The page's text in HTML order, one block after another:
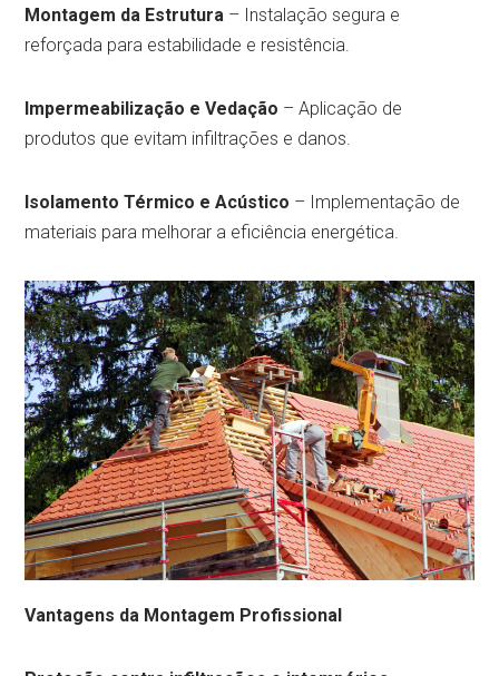
Montagem da Estrutura – Instalação segura e
reforçada para estabilidade e resistência.
Impermeabilização e Vedação – Aplicação de
produtos que evitam infiltrações e danos.
Isolamento Térmico e Acústico – Implementação de
materiais para melhorar a eficiência energética.
Vantagens da Montagem Profissional